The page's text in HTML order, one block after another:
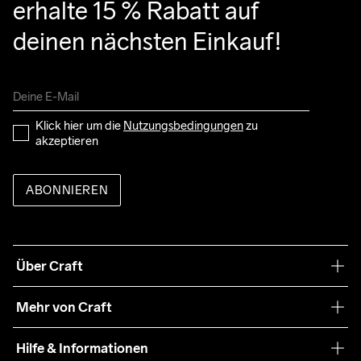
erhalte 15 % Rabatt auf
deinen nächsten Einkauf!
Klick hier um die Nutzungsbedingungen zu
akzeptieren
ABONNIEREN
Über Craft
Nachhaltigkeit
Mehr von Craft
Hilfe & Informationen